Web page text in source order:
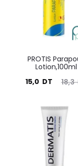
PROTIS
Lotion,100ml
18,3
Le
initial
était :
18,3
DT.
15,0 DT
Le